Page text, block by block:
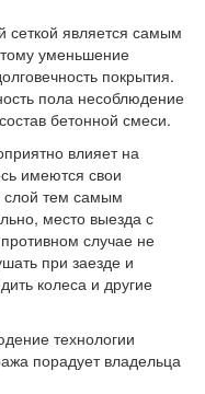
является самым
уменьшение
покрытия.
пола несоблюдение
бетонной смеси.
влияет на
имеются свои
слой тем самым
место выезда с
случае не
при заезде и
колеса и другие
технологии
порадует владельца